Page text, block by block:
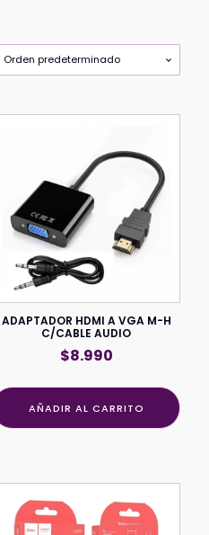
ADAPTADOR HDMI A VGA M-H
C/CABLE AUDIO
$8.990
AÑADIR AL CARRITO